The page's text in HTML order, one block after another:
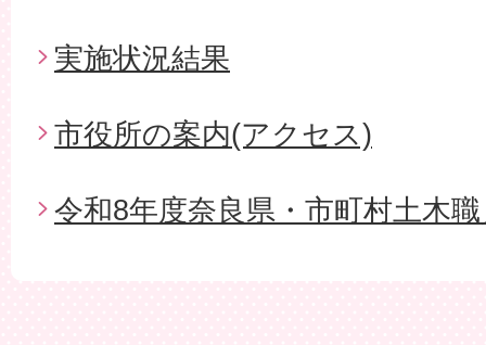
実施状況結果
市役所の案内(アクセス)
令和8年度奈良県・市町村土木